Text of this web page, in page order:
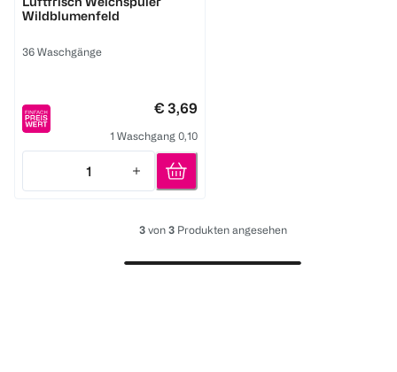
Wildblumenfeld
36 Waschgänge
€ 3,69
1 Waschgang 0,10
1
Quantity: 1
3 von3 Produkten angesehen